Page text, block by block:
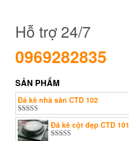
Hỗ trợ 24/7
0969282835
SẢN PHẨM
Đá kê nhà sàn CTD 102
Được xếp
hạng5.005
sao
Đá kê cột đẹp CTD 101